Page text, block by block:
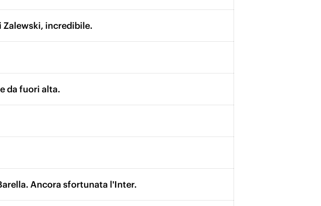
Zalewski, incredibile.
da fuori alta.
Ancora sfortunata l'Inter.